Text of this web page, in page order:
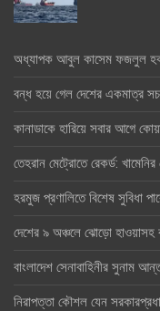
অধ্যাপক আবুল কাসেম ফজলুল হক
বন্ধ হয়ে গেল দেশের একমাত্র
কানাডাকে হারিয়ে সবার আগে
তেহরান মেট্রোতে রেকর্ড:
হরমুজ প্রণালিতে বিশেষ সুবিধা
দেশের ৯ অঞ্চলে ঝোড়ো হাওয়াসহ
বাংলাদেশ সেনাবাহিনীর সুনাম
নিরাপত্তা কৌশল যেন